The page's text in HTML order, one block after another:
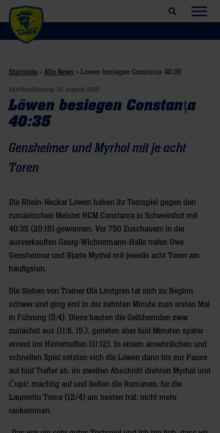
Suchfeld öffnen
Startseite » Alle News » Löwen besiegen Constanța 40:35
Veröffentlichung: 10. August 2010
Löwen besiegen Constanța
40:35
Gensheimer und Myrhol mit je acht
Toren
Die Rhein-Neckar Löwen haben ihr Testspiel gegen den
rumänischen Meister HCM Constanța in Schweinfurt mit
40:35 (20:15) gewonnen. Vor 750 Zuschauern in der
ausverkauften Georg-Wichtermann-Halle trafen Uwe
Gensheimer und Bjarte Myrhol mit jeweils acht Toren am
häufigsten.
Die Sieben von Trainer Ola Lindgren tat sich zu Beginn
schwer und ging erst in der zehnten Minute zum ersten Mal
in Führung (5:4). Diese bauten die Gelbhemden zwar
zunächst aus (11:6, 15.), gerieten aber fünf Minuten später
erneut ins Hintertreffen (11:12). In einem ansehnlichen und
schnellen Spiel setzten sich die Löwen dann bis zur Pause
auf fünf Treffer ab, im zweiten Abschnitt drehten Myrhol und
Čupić mächtig auf und ließen die Rumänen, für die
Laurentiu Toma (12/4) am besten traf, nicht mehr
rankommen.